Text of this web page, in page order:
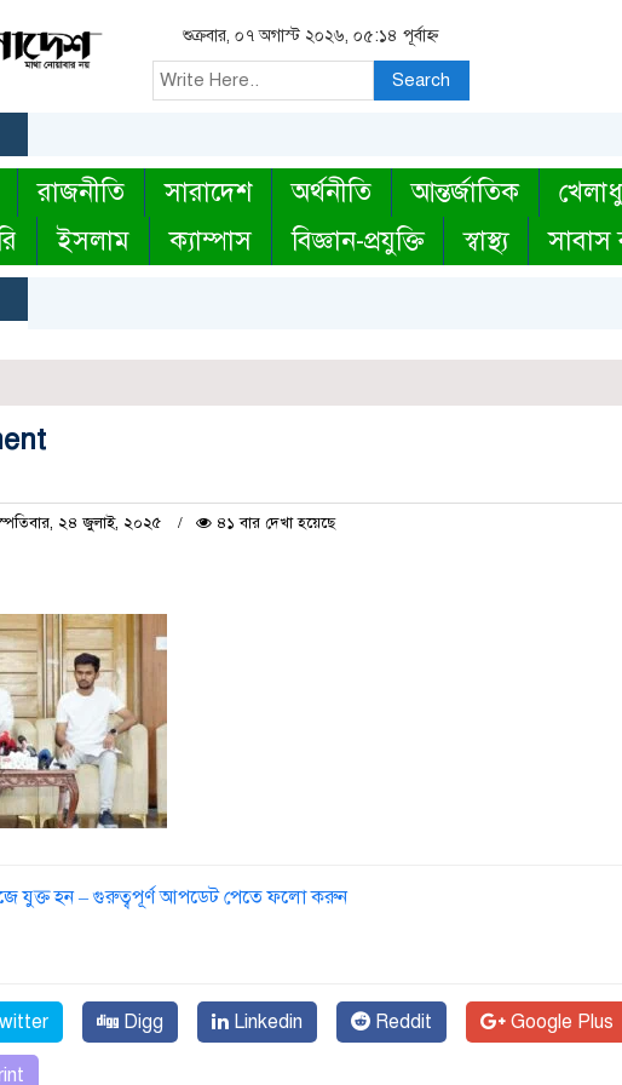
শুক্রবার, ০৭ অগাস্ট ২০২৬, ০৫:১৪ পূর্বাহ্ন
Search
রাজনীতি সারাদেশ অর্থনীতি আন্তর্জাতিক
ইসলাম ক্যাম্পাস বিজ্ঞান-প্রযুক্তি স্বাস্থ্য সাবাস
২৪ জুলাই, ২০২৫ ৪১ বার দেখা হয়েছে
যুক্ত হন – গুরুত্বপূর্ণ আপডেট পেতে ফলো করুন
Digg Linkedin Reddit Google Plus